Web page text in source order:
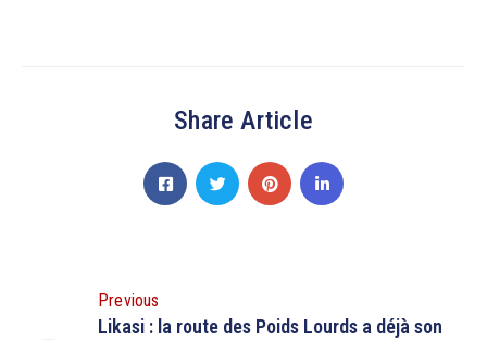
Share Article
Previous
Likasi : la route des Poids Lourds a déjà son